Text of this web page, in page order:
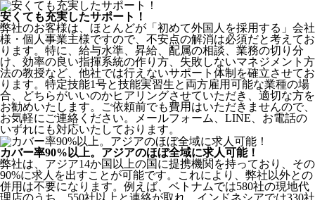
安くても充実したサポート！
弊社のお客様は、ほとんどが 「初めて外国人を採用する」 会社
様・個人事業主様ですので、不安点の解消は必須だと考えてお
ります。特に、給与水準、昇給、配属の相談、業務の切り分
け、効率の良い指揮系統の作り方、失敗しないマネジメント方
法の教授など、 他社では行えないサポート体制 を確立させてお
ります。特定技能1号と技能実習生と両方雇用可能な業種の場
合、どちらがいいのかヒアリングさせていただき、適切な方を
お勧めいたします。ご依頼前でも費用はいただきませんので、
お気軽にご連絡ください。メールフォーム、LINE、お電話の
いずれにも対応いたしております。
カバー率90%以上。アジアのほぼ全域に求人可能！
弊社は、 アジア14か国以上の国に提携機関を持っており、その
90%に求人を出すことが可能です。これにより、弊社以外との
併用は不要になります。例えば、ベトナムでは580社の現地代